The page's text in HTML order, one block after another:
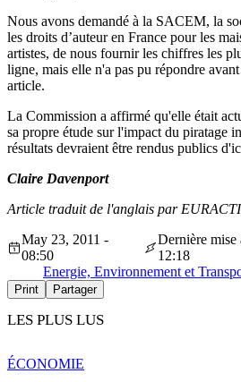
Nous avons demandé à la SACEM, la
les droits d’auteur en France pour les
artistes, de nous fournir les chiffres les
ligne, mais elle n'a pas pu répondre
article.
La Commission a affirmé qu'elle était
sa propre étude sur l'impact du piratage
résultats devraient être rendus publics
Claire Davenport
Article traduit de l'anglais par
May 23, 2011 -
08:50
Dernière
12:18
Energie, Environnement et
Print Partager
LES PLUS LUS
ÉCONOMIE